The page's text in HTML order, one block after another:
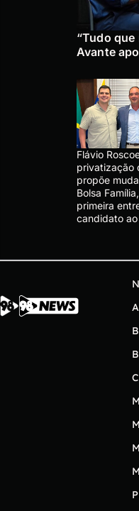
“Tudo que
Avante
Flávio
privatização
propõe
Bolsa
primeira
candidato